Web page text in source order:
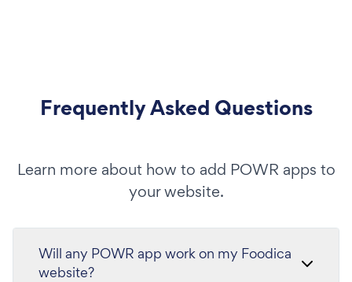
Frequently Asked Questions
Learn more about how to add POWR apps to
your website.
Will any POWR app work on my Foodica
website?